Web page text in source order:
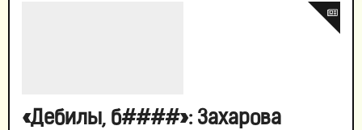
«Дебилы, б####»: Захарова